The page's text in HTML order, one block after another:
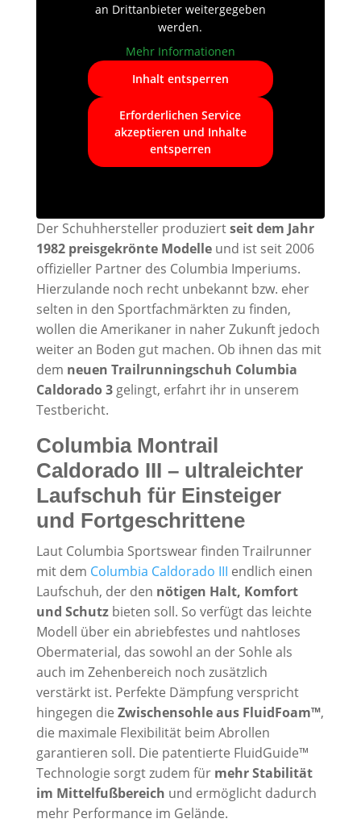
an Drittanbieter weitergegeben
werden.
Mehr Informationen
Inhalt entsperren
Erforderlichen Service
akzeptieren und Inhalte
entsperren
Der Schuhhersteller produziertseit dem Jahr
1982 preisgekrönte Modelleund ist seit 2006
offizieller Partner des Columbia Imperiums.
Hierzulande noch recht unbekannt bzw. eher
selten in den Sportfachmärkten zu finden,
wollen die Amerikaner in naher Zukunft jedoch
weiter an Boden gut machen. Ob ihnen das mit
dem neuen Trailrunningschuh Columbia
Caldorado 3gelingt, erfahrt ihr in unserem
Testbericht.
Columbia Montrail
Caldorado III – ultraleichter
Laufschuh für Einsteiger
und Fortgeschrittene
Laut Columbia Sportswear finden Trailrunner
mit dem Columbia Caldorado III endlich einen
Laufschuh, der den nötigen Halt, Komfort
und Schutzbieten soll. So verfügt das leichte
Modell über ein abriebfestes und nahtloses
Obermaterial, das sowohl an der Sohle als
auch im Zehenbereich noch zusätzlich
verstärkt ist. Perfekte Dämpfung verspricht
hingegen die Zwischensohle aus FluidFoam™,
die maximale Flexibilität beim Abrollen
garantieren soll. Die patentierte FluidGuide™
Technologie sorgt zudem für mehr Stabilität
im Mittelfußbereich und ermöglicht dadurch
mehr Performance im Gelände.